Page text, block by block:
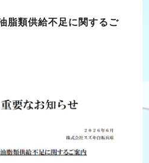
脂類供給不足に関するご